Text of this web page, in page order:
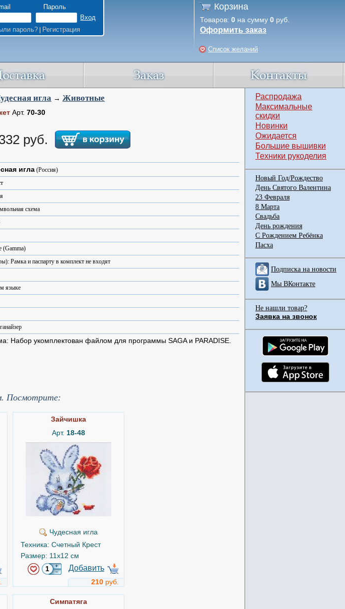
Пароль
пароль?| Регистрация
Корзина
Товаров: 0 на сумму 0 руб.
Оформить заказ
Список желаний
игла → Животные
Арт. 70-30
руб.
игла (Россия)
схема
(Gamma)
Рамка и паспарту в комплект не входят
языке
Набор укомплектован файлом для программы SAGA и PARADISE.
Посмотрите:
Зайчишка
Арт. 18-48
Чудесная игла
Техника: Счетный Крест
Размер: 11x12 см
Добавить
210 руб.
Симпатяга
Распродажа
Максимальные
скидки
Новинки
Ожидается
Большие вышивки
Техники рукоделия
Новый Год/Рождество
День Святого Валентина
23 Февраля
8 Марта
Свадьба
День рождения
С Рождением Ребёнка
Пасха
Подписка на новости
Мы ВКонтакте
Не нашли товар?
Заявка на звонок